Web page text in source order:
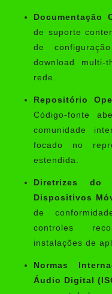
Documentação
de suporte
de
download
rede.
Repositório
Código-fonte
comunidade
focado no
estendida.
Diretrizes do
Dispositivos
de
controles
instalações de
Normas
Áudio Digital